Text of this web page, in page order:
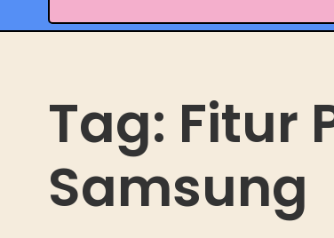
Tag: Fitur
Samsung